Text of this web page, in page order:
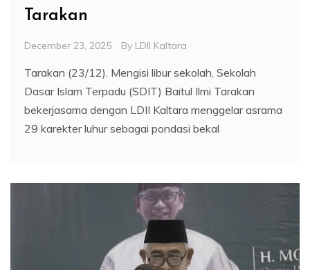
Tarakan
December 23, 2025 By LDII Kaltara
Tarakan (23/12). Mengisi libur sekolah, Sekolah
Dasar Islam Terpadu (SDIT) Baitul Ilmi Tarakan
bekerjasama dengan LDII Kaltara menggelar asrama
29 karekter luhur sebagai pondasi bekal